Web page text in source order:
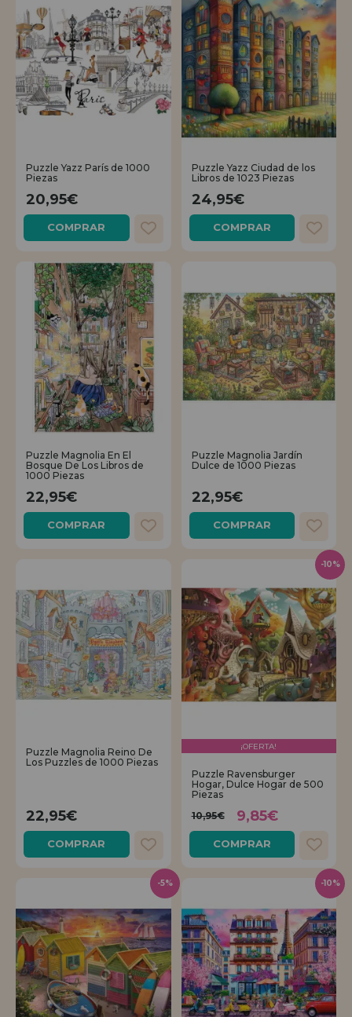
Puzzle Yazz París de 1000
Piezas
20,95€
COMPRAR
Puzzle Yazz Ciudad de los
Libros de 1023 Piezas
24,95€
COMPRAR
Puzzle Magnolia En El
Bosque De Los Libros de
1000 Piezas
22,95€
COMPRAR
Puzzle Magnolia Jardín
Dulce de 1000 Piezas
22,95€
COMPRAR
Puzzle Magnolia Reino De
Los Puzzles de 1000 Piezas
22,95€
COMPRAR
¡OFERTA!
Puzzle Ravensburger
Hogar, Dulce Hogar de 500
Piezas
10,95€
9,85€
COMPRAR
-10%
-5% -10%